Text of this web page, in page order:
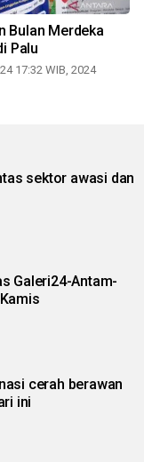
Bulan Merdeka
Palu
17:32 WIB, 2024
sektor awasi dan
Galeri24-Antam-
cerah berawan
ini